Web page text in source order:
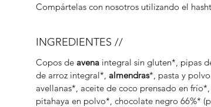
Compártelas con nosotros utilizando el
INGREDIENTES //
Copos de avena integral sin gluten*, pipas
de arroz integral*, almendras*, pasta y
avellanas*, aceite de coco prensado en
pitahaya en polvo*, chocolate negro 66%*